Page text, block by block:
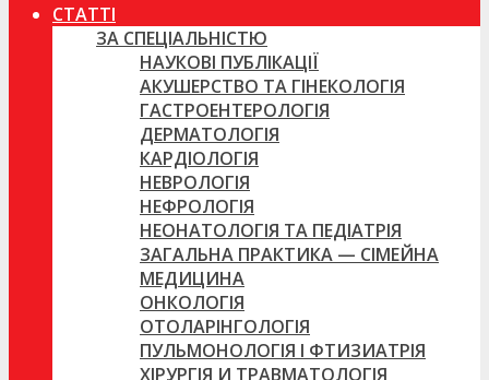
СТАТТІ
ЗА СПЕЦІАЛЬНІСТЮ
НАУКОВІ ПУБЛІКАЦІЇ
АКУШЕРСТВО ТА ГІНЕКОЛОГІЯ
ГАСТРОЕНТЕРОЛОГІЯ
ДЕРМАТОЛОГІЯ
КАРДІОЛОГІЯ
НЕВРОЛОГІЯ
НЕФРОЛОГІЯ
НЕОНАТОЛОГІЯ ТА ПЕДІАТРІЯ
ЗАГАЛЬНА ПРАКТИКА — СІМЕЙНА
МЕДИЦИНА
ОНКОЛОГІЯ
ОТОЛАРІНГОЛОГІЯ
ПУЛЬМОНОЛОГІЯ І ФТИЗИАТРІЯ
ХІРУРГІЯ И ТРАВМАТОЛОГІЯ